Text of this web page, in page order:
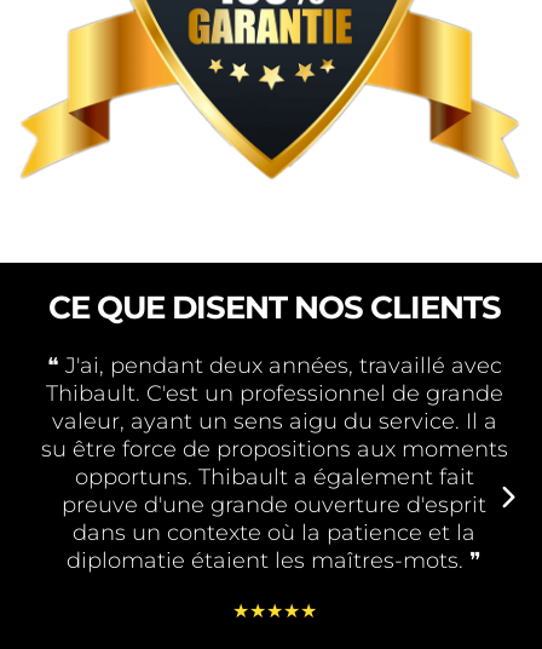
CE QUE DISENT NOS CLIENTS
❝ J'ai, pendant deux années, travaillé avec
Thibault. C'est un professionnel de grande
valeur, ayant un sens aigu du service. Il a
su être force de propositions aux moments
opportuns. Thibault a également fait
preuve d'une grande ouverture d'esprit
dans un contexte où la patience et la
diplomatie étaient les maîtres-mots. ❞
★★★★★